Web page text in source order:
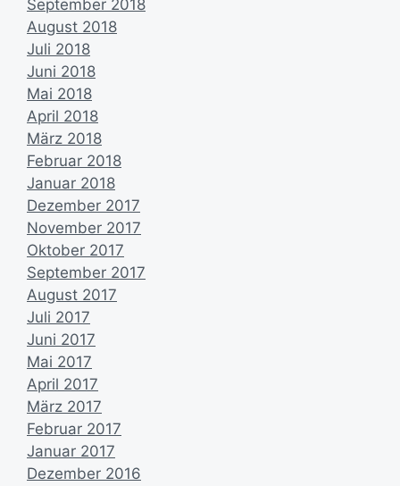
September 2018
August 2018
Juli 2018
Juni 2018
Mai 2018
April 2018
März 2018
Februar 2018
Januar 2018
Dezember 2017
November 2017
Oktober 2017
September 2017
August 2017
Juli 2017
Juni 2017
Mai 2017
April 2017
März 2017
Februar 2017
Januar 2017
Dezember 2016